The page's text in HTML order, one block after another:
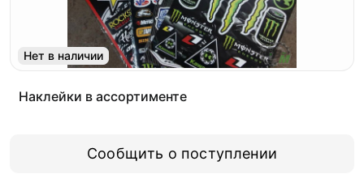
Нет в наличии
Наклейки в ассортименте
Сообщить о поступлении